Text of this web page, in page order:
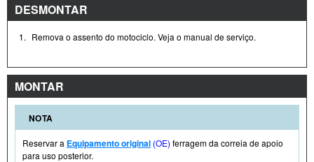
DESMONTAR
1. Remova o assento do motociclo. Veja o manual de serviço.
MONTAR
NOTA
Reservar a Equipamento original (OE) ferragem da correia de apoio
para uso posterior.